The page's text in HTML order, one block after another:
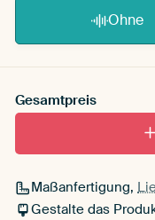
Ohne
Gesamtpreis
Maßanfertigung,
Gestalte das